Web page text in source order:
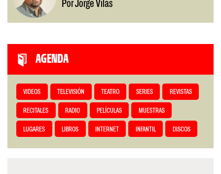
Por Jorge Vilas
AGENDA
VIDEOS TELEVISIÓN TEATRO SERIES REVISTAS
RECITALES RADIO PELÍCULAS MUESTRAS
LUGARES LIBROS INTERNET INFANTIL DISCOS